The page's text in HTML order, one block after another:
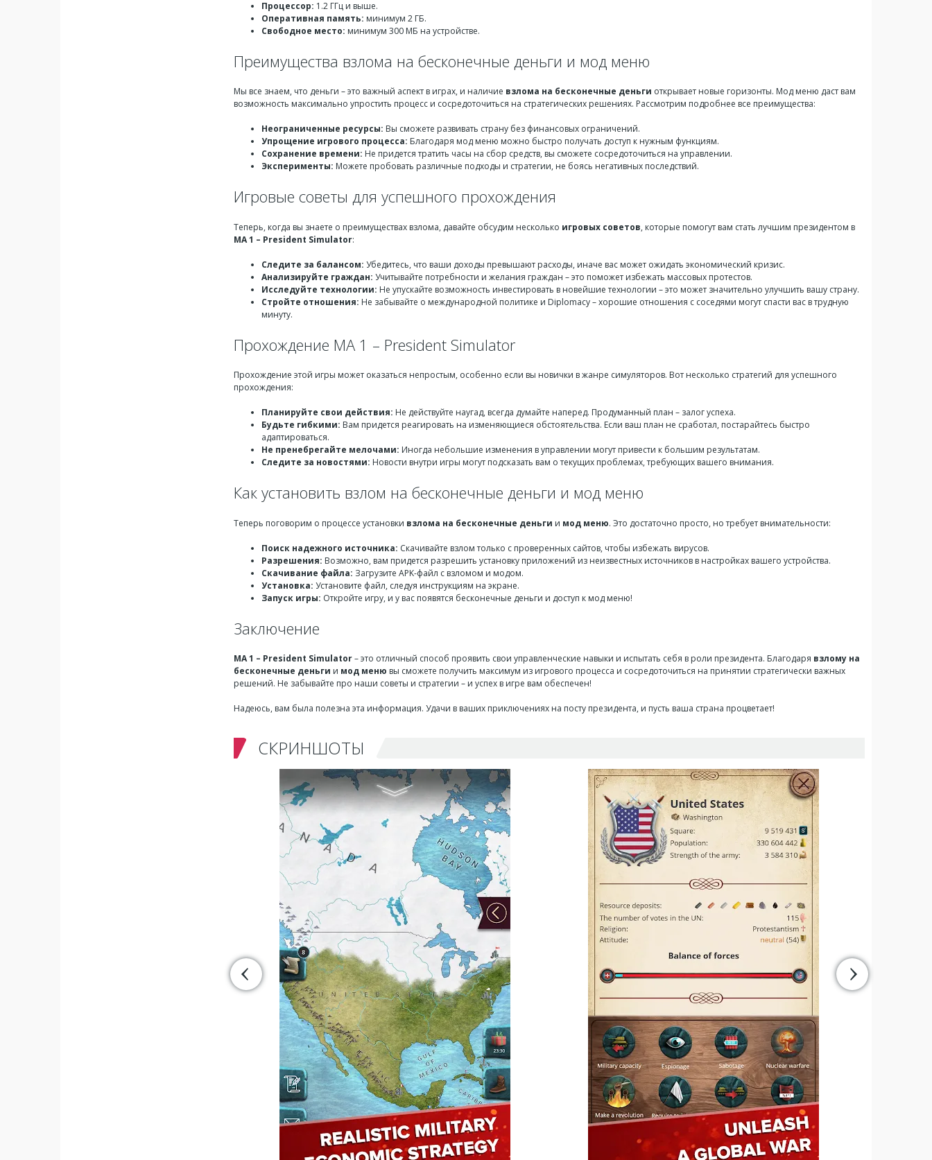
Процессор: 1.2 ГГц и выше.
Оперативная память: минимум 2 ГБ.
Свободное место: минимум 300 МБ на устройстве.
Преимущества взлома на бесконечные деньги и мод меню
Мы все знаем, что деньги – это важный аспект в играх, и наличие взлома на бесконечные деньги открывает новые горизонты. Мод меню даст вам
возможность максимально упростить процесс и сосредоточиться на стратегических решениях. Рассмотрим подробнее все преимущества:
Неограниченные ресурсы: Вы сможете развивать страну без финансовых ограничений.
Упрощение игрового процесса: Благодаря мод меню можно быстро получать доступ к нужным функциям.
Сохранение времени: Не придется тратить часы на сбор средств, вы сможете сосредоточиться на управлении.
Эксперименты: Можете пробовать различные подходы и стратегии, не боясь негативных последствий.
Игровые советы для успешного прохождения
Теперь, когда вы знаете о преимуществах взлома, давайте обсудим несколько игровых советов, которые помогут вам стать лучшим президентом в
MA 1 – President Simulator:
Следите за балансом: Убедитесь, что ваши доходы превышают расходы, иначе вас может ожидать экономический кризис.
Анализируйте граждан: Учитывайте потребности и желания граждан – это поможет избежать массовых протестов.
Исследуйте технологии: Не упускайте возможность инвестировать в новейшие технологии – это может значительно улучшить вашу страну.
Стройте отношения: Не забывайте о международной политике и Diplomacy – хорошие отношения с соседями могут спасти вас в трудную
минуту.
Прохождение MA 1 – President Simulator
Прохождение этой игры может оказаться непростым, особенно если вы новички в жанре симуляторов. Вот несколько стратегий для успешного
прохождения:
Планируйте свои действия: Не действуйте наугад, всегда думайте наперед. Продуманный план – залог успеха.
Будьте гибкими: Вам придется реагировать на изменяющиеся обстоятельства. Если ваш план не сработал, постарайтесь быстро
адаптироваться.
Не пренебрегайте мелочами: Иногда небольшие изменения в управлении могут привести к большим результатам.
Следите за новостями: Новости внутри игры могут подсказать вам о текущих проблемах, требующих вашего внимания.
Как установить взлом на бесконечные деньги и мод меню
Теперь поговорим о процессе установки взлома на бесконечные деньги и мод меню. Это достаточно просто, но требует внимательности:
Поиск надежного источника: Скачивайте взлом только с проверенных сайтов, чтобы избежать вирусов.
Разрешения: Возможно, вам придется разрешить установку приложений из неизвестных источников в настройках вашего устройства.
Скачивание файла: Загрузите APK-файл с взломом и модом.
Установка: Установите файл, следуя инструкциям на экране.
Запуск игры: Откройте игру, и у вас появятся бесконечные деньги и доступ к мод меню!
Заключение
MA 1 – President Simulator– это отличный способ проявить свои управленческие навыки и испытать себя в роли президента. Благодаря взлому на
бесконечные деньги и мод меню вы сможете получить максимум из игрового процесса и сосредоточиться на принятии стратегически важных
решений. Не забывайте про наши советы и стратегии – и успех в игре вам обеспечен!
Надеюсь, вам была полезна эта информация. Удачи в ваших приключениях на посту президента, и пусть ваша страна процветает!
СКРИНШОТЫ